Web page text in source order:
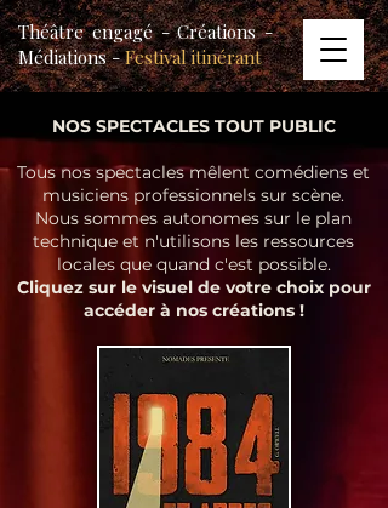
Théâtre engagé - Créations -
Médiations -Festival itinérant
NOS SPECTACLES TOUT PUBLIC
Tous nos spectacles mêlent comédiens et
musiciens professionnels sur scène.
Nous sommes autonomes sur le plan
technique et n'utilisons les ressources
locales que quand c'est possible.
Cliquez sur le visuel de votre choix pour
accéder à nos créations !